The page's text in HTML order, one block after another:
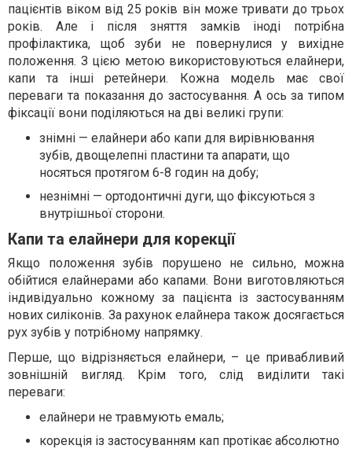
пацієнтів віком від 25 років він може тривати до трьох
років. Але і після зняття замків іноді потрібна
профілактика, щоб зуби не повернулися у вихідне
положення. З цією метою використовуються елайнери,
капи та інші ретейнери. Кожна модель має свої
переваги та показання до застосування. А ось за типом
фіксації вони поділяються на дві великі групи:
знімні — елайнери або капи для вирівнювання
зубів, двощелепні пластини та апарати, що
носяться протягом 6-8 годин на добу;
незнімні — ортодонтичні дуги, що фіксуються з
внутрішньої сторони.
Капи та елайнери для корекції
Якщо положення зубів порушено не сильно, можна
обійтися елайнерами або капами. Вони виготовляються
індивідуально кожному за пацієнта із застосуванням
нових силіконів. За рахунок елайнера також досягається
рух зубів у потрібному напрямку.
Перше, що відрізняється елайнери, – це привабливий
зовнішній вигляд. Крім того, слід виділити такі
переваги:
елайнери не травмують емаль;
корекція із застосуванням кап протікає абсолютно